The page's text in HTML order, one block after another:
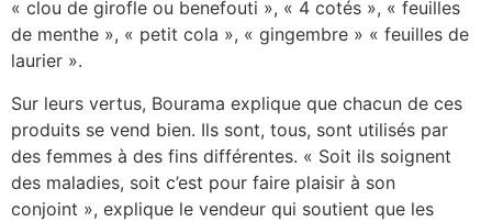
« clou de girofle ou benefouti », « 4 cotés », « feuilles
de menthe », « petit cola », « gingembre » « feuilles de
laurier ».
Sur leurs vertus, Bourama explique que chacun de ces
produits se vend bien. Ils sont, tous, sont utilisés par
des femmes à des fins différentes. « Soit ils soignent
des maladies, soit c’est pour faire plaisir à son
conjoint », explique le vendeur qui soutient que les